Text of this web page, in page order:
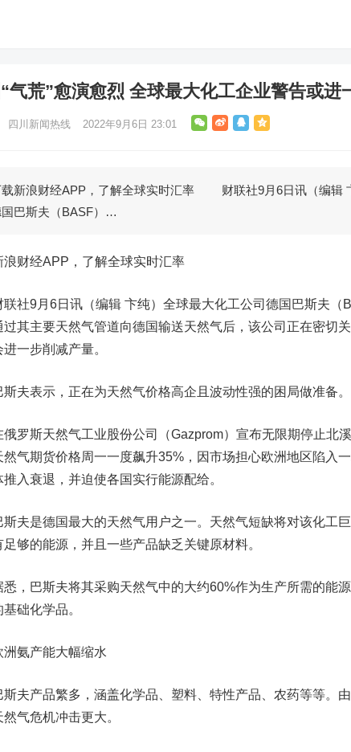
气荒”愈演愈烈 全球最大化工企业警告或进
四川新闻热线 2022年9月6日 23:01
新浪财经APP，了解全球实时汇率 财联社9月6日讯（编辑
巴斯夫（BASF）…
浪财经APP，了解全球实时汇率
联社9月6日讯（编辑 卞纯） 全球最大化工公司德国巴斯夫（
过其主要天然气管道向德国输送天然气后，该公司正在密切
一步削减产量。
表示，正在为天然气价格高企且波动性强的困局做准备。
斯天然气工业股份公司（Gazprom）宣布无限期停止北溪
然气期货价格周一一度飙升35%，因市场担心欧洲地区陷入
推入衰退，并迫使各国实行能源配给。
是德国最大的天然气用户之一。天然气短缺将对该化工巨
足够的能源，并且一些产品缺乏关键原材料。
巴斯夫将其采购天然气中的大约60%作为生产所需的能
础化学品。
洲氨产能大幅缩水
产品繁多，涵盖化学品、塑料、特性产品、农药等等。由
然气危机冲击更大。